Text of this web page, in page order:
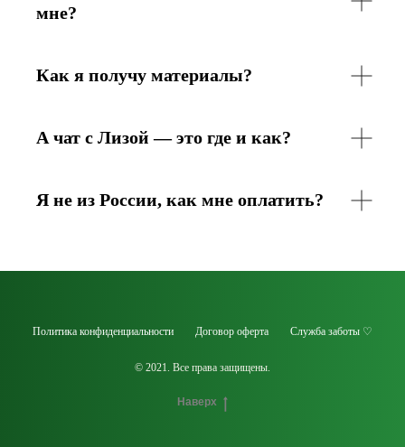
мне?
Как я получу материалы?
А чат с Лизой — это где и как?
Я не из России, как мне оплатить?
Политика конфиденциальности Договор оферта Служба заботы ♡
© 2021. Все права защищены.
Наверх